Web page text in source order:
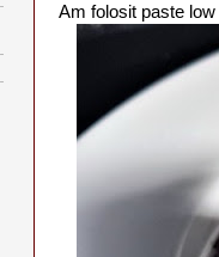
Am folosit paste